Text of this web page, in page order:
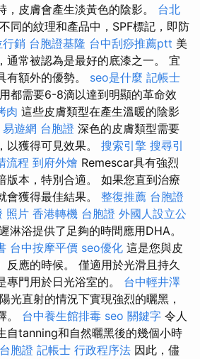
，皮膚會產生淡黃色的陰影。 台北
同的紋理和產品中，SPF標記，即防
行銷 台胞證基隆 台中刮痧推薦ptt 美
通常被認為是最好的底漆之一。 宜
有額外的優勢。 seo是什麼 記帳士
都需要6-8滴以達到明顯的革命效
肉 這些皮膚類型在產生溫暖的陰影
易遊網 台胞證 深色的皮膚類型需要
以獲得可見效果。 搜索引擎 搜尋引
流程 到府外燴 Remescar具有強烈
版本，特別合適。 如果您直到治療
會獲得最佳結果。 整復推薦 台胞證
照片 香港轉機 台胞證 外國人設立公
淋浴提供了足夠的時間應用DHA。
台中按摩平價 seo優化 這是您與皮
反應的時候。 僅適用於光滑且持久
專門用於日光浴室的。 台中輕井澤
光直射的情況下實現強烈的曬黑，
。 台中養生館排毒 seo 關鍵字 令人
自tanning和自然曬黑後的幾個小時
台胞證 記帳士 行政程序法 因此，儘